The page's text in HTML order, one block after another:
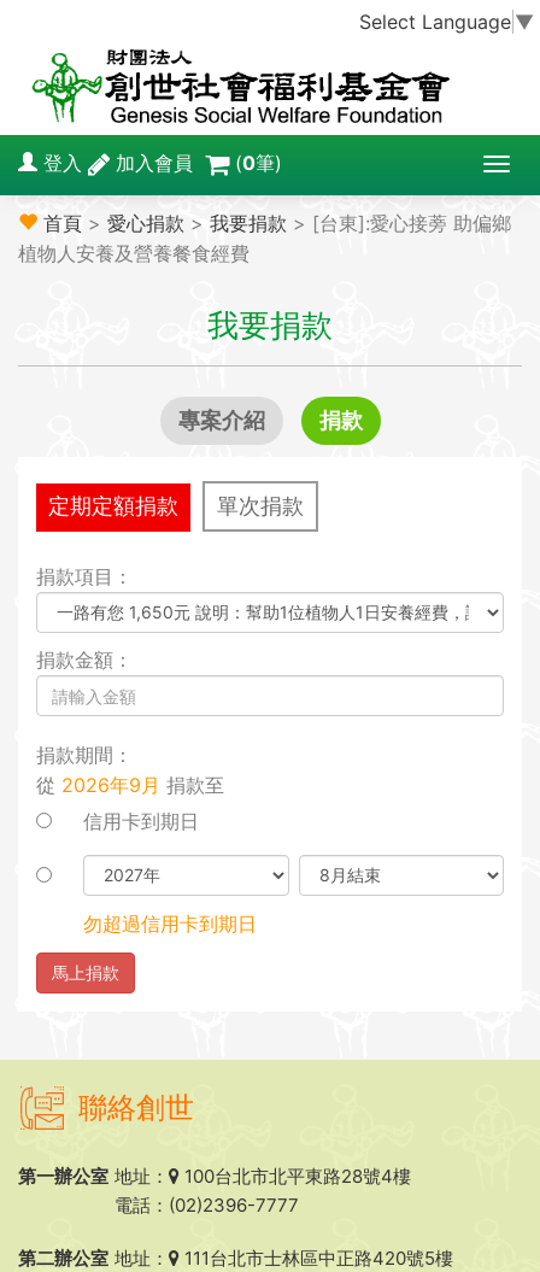
Select Language ▼
T
o
g
o
n
登入 加入會員 (0筆)
首頁 > 愛心捐款 > 我要捐款 > [台東]:愛心接蒡 助偏鄉
植物人安養及營養餐食經費
我要捐款
專案介紹 捐款
定期定額捐款 單次捐款
捐款項目：
捐款金額：
捐款期間：
從 2026年9月 捐款至
信用卡到期日
勿超過信用卡到期日
馬上捐款
聯絡創世
第一辦公室 地址：
100台北市北平東路28號4樓
電話：(02)2396-7777
第二辦公室 地址：
111台北市士林區中正路420號5樓